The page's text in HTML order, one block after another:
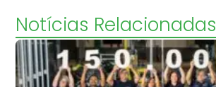
Notícias Relacionadas